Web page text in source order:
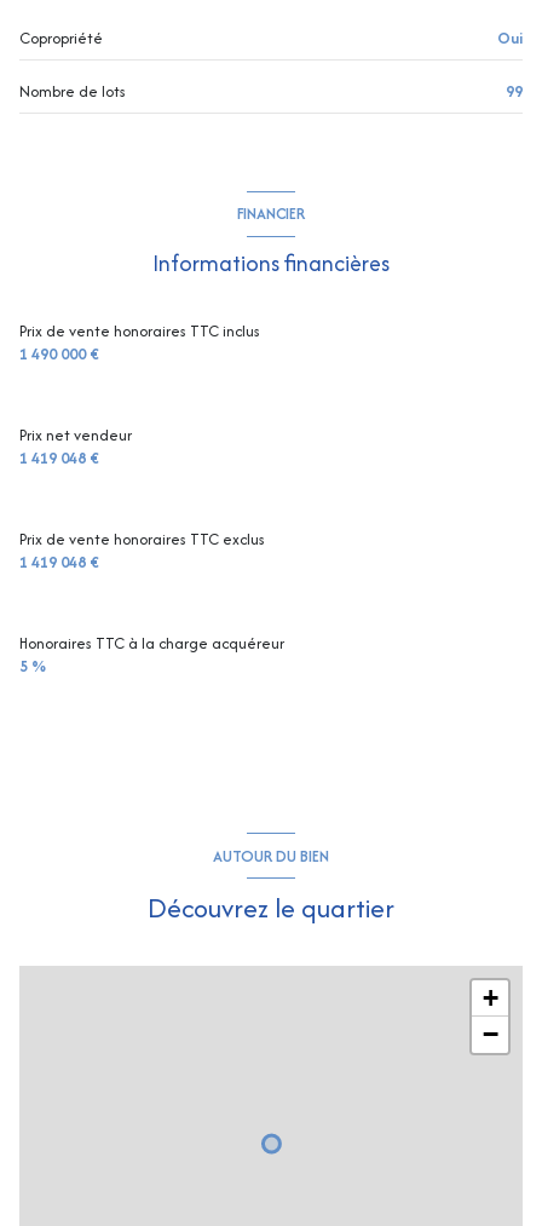
Copropriété Oui
Nombre de lots 99
FINANCIER
Informations financières
Prix de vente honoraires TTC inclus
1 490 000 €
Prix net vendeur
1 419 048 €
Prix de vente honoraires TTC exclus
1 419 048 €
Honoraires TTC à la charge acquéreur
5 %
AUTOUR DU BIEN
Découvrez le quartier
+
−